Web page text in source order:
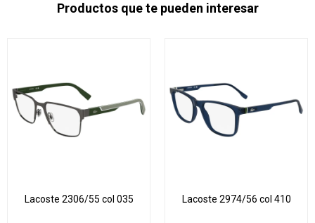
Productos que te pueden interesar
Lacoste 2306/55 col 035 Lacoste 2974/56 col 410